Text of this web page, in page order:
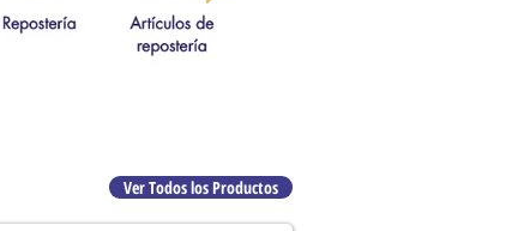
Ver Todos los Productos